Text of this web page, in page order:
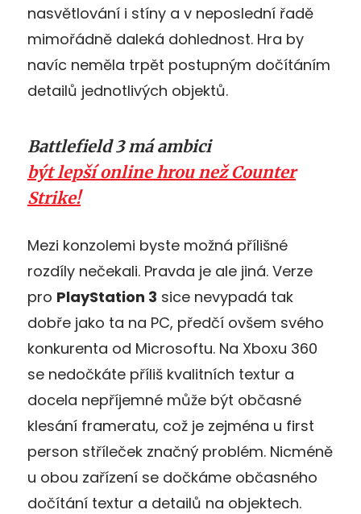
nasvětlování i stíny a v neposlední řadě
mimořádně daleká dohlednost. Hra by
navíc neměla trpět postupným dočítáním
detailů jednotlivých objektů.
Battlefield 3 má ambici
být lepší online hrou než Counter
Strike!
Mezi konzolemi byste možná přílišné
rozdíly nečekali. Pravda je ale jiná. Verze
pro PlayStation 3 sice nevypadá tak
dobře jako ta na PC, předčí ovšem svého
konkurenta od Microsoftu. Na Xboxu 360
se nedočkáte příliš kvalitních textur a
docela nepříjemné může být občasné
klesání frameratu, což je zejména u first
person stříleček značný problém. Nicméně
u obou zařízení se dočkáme občasného
dočítání textur a detailů na objektech.